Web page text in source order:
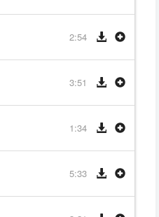
2:54
3:51
1:34
5:33